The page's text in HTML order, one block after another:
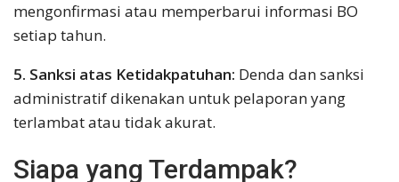
mengonfirmasi atau memperbarui informasi BO
setiap tahun.
5. Sanksi atas Ketidakpatuhan: Denda dan sanksi
administratif dikenakan untuk pelaporan yang
terlambat atau tidak akurat.
Siapa yang Terdampak?